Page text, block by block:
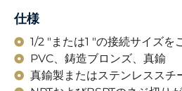
仕様
1/2 "または1 "の接続サイズを
PVC、鋳造ブロンズ、真鍮
真鍮製またはステンレススチ